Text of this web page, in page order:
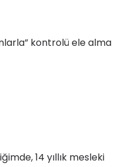
kontrolü ele alma
14 yıllık mesleki